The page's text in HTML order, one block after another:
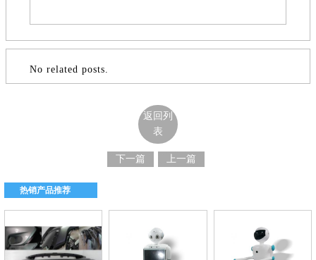
No related posts.
返回列
表
下一篇 上一篇
热销产品推荐